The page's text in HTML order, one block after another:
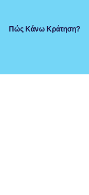
Πώς Κάνω Κράτηση?